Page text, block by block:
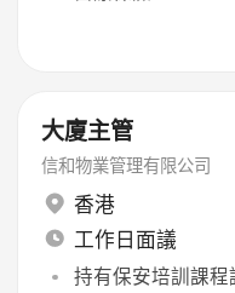
大廈主管
信和物業管理有限公司
香港
工作日面議
持有保安培訓課程